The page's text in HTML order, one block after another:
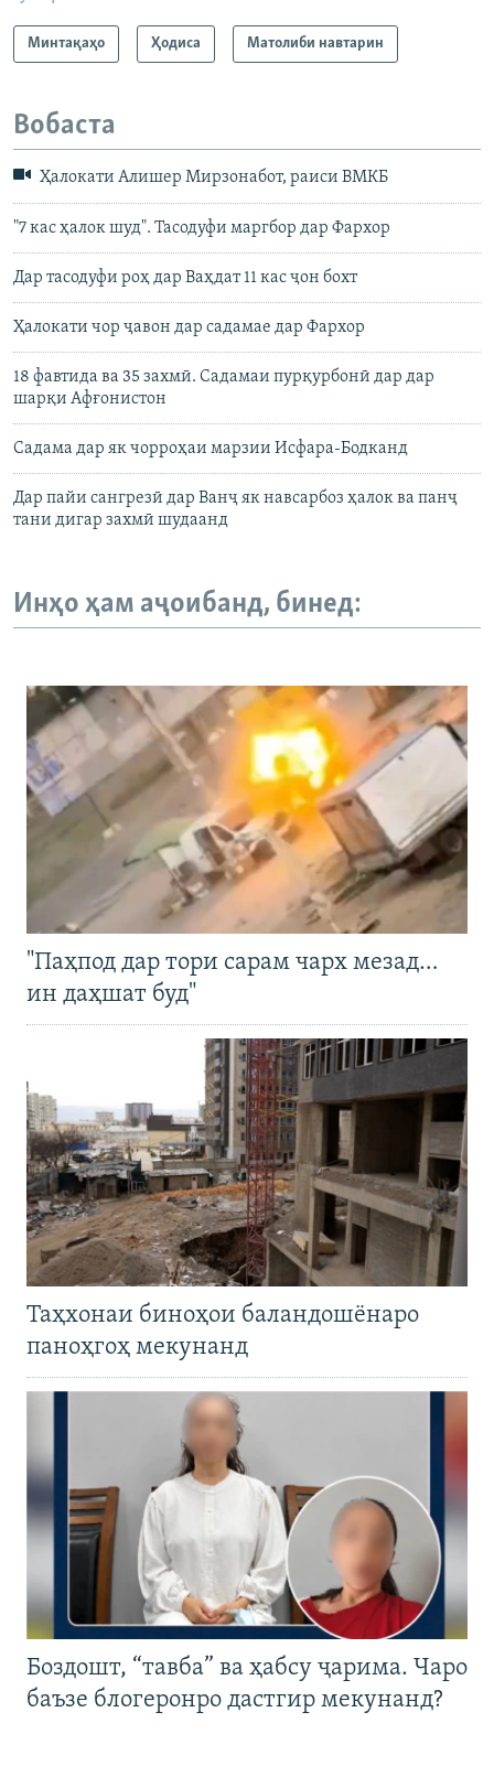
Минтақаҳо Ҳодиса Матолиби навтарин
Вобаста
Ҳалокати Алишер Мирзонабот, раиси ВМКБ
"7 кас ҳалок шуд". Тасодуфи маргбор дар Фархор
Дар тасодуфи роҳ дар Ваҳдат 11 кас ҷон бохт
Ҳалокати чор ҷавон дар садамае дар Фархор
18 фавтида ва 35 захмӣ. Садамаи пурқурбонӣ дар дар
шарқи Афғонистон
Садама дар як чорроҳаи марзии Исфара-Бодканд
Дар пайи сангрезӣ дар Ванҷ як навсарбоз ҳалок ва панҷ
тани дигар захмӣ шудаанд
Инҳо ҳам аҷоибанд, бинед:
"Паҳпод дар тори сарам чарх мезад…
ин даҳшат буд"
Таҳхонаи биноҳои баландошёнаро
паноҳгоҳ мекунанд
Боздошт, “тавба” ва ҳабсу ҷарима. Чаро
баъзе блогеронро дастгир мекунанд?